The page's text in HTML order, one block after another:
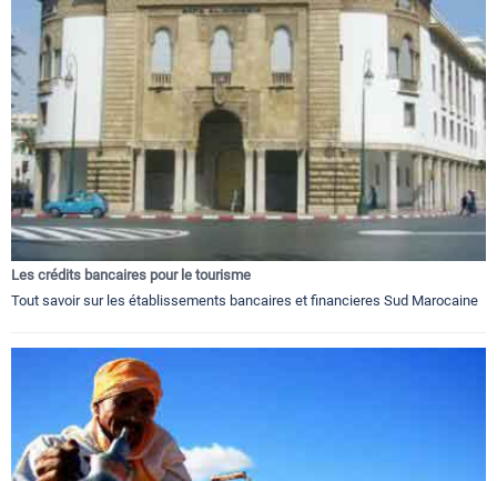
Les crédits bancaires pour le tourisme
Tout savoir sur les établissements bancaires et financieres Sud Marocaine